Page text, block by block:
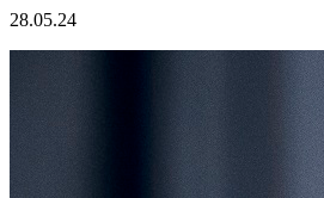
28.05.24